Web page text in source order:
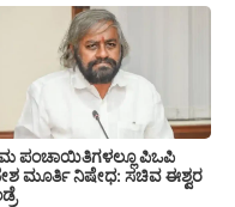
ಪಂಚಾಯಿತಿಗಳಲ್ಲೂ ಪಿಒಪಿ
ಮೂರ್ತಿ ನಿಷೇಧ: ಸಚಿವ ಈಶ್ವರ